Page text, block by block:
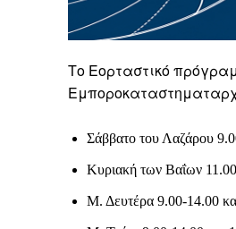
Το Εορταστικό
Σάββατο του Λαζάρου
Κυριακή των Βαΐων
Μ. Δευτέρα 9.00-14.00